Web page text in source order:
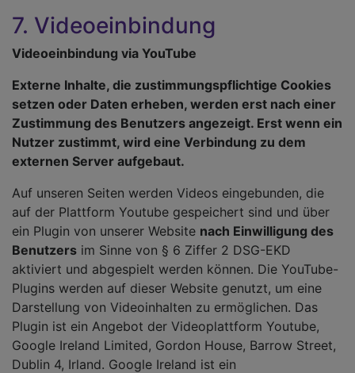
7. Videoeinbindung
Videoeinbindung via YouTube
Externe Inhalte, die zustimmungspflichtige Cookies
setzen oder Daten erheben, werden erst nach einer
Zustimmung des Benutzers angezeigt. Erst wenn ein
Nutzer zustimmt, wird eine Verbindung zu dem
externen Server aufgebaut.
Auf unseren Seiten werden Videos eingebunden, die
auf der Plattform Youtube gespeichert sind und über
ein Plugin von unserer Website nach Einwilligung des
Benutzers im Sinne von § 6 Ziffer 2 DSG-EKD
aktiviert und abgespielt werden können. Die YouTube-
Plugins werden auf dieser Website genutzt, um eine
Darstellung von Videoinhalten zu ermöglichen. Das
Plugin ist ein Angebot der Videoplattform Youtube,
Google Ireland Limited, Gordon House, Barrow Street,
Dublin 4, Irland. Google Ireland ist ein